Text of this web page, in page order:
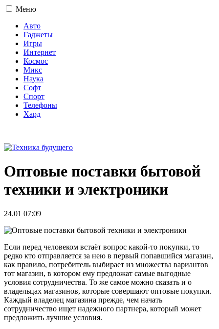
Меню
Авто
Гаджеты
Игры
Интернет
Космос
Микс
Наука
Софт
Спорт
Телефоны
Хард
Оптовые поставки бытовой
техники и электроники
24.01 07:09
Если перед человеком встаёт вопрос какой-то покупки, то
редко кто отправляется за нею в первый попавшийся магазин,
как правило, потребитель выбирает из множества вариантов
тот магазин, в котором ему предложат самые выгодные
условия сотрудничества. То же самое можно сказать и о
владельцах магазинов, которые совершают оптовые покупки.
Каждый владелец магазина прежде, чем начать
сотрудничество ищет надежного партнера, который может
предложить лучшие условия.